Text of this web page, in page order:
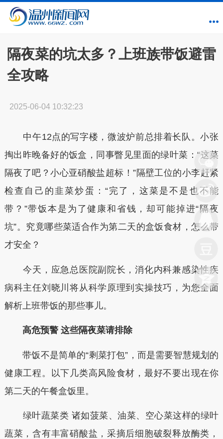
隔夜菜的坑太多？上班族带饭避雷
全攻略
2025-06-04 10:32:23
中午12点的写字楼，微波炉前总排着长队。小张
掏出昨晚备好的饭盒，同事瞥见里面的绿叶菜：“这菜
隔夜了吧？小心亚硝酸盐超标！”隔壁工位的小李赶紧
检查自己的韭菜炒蛋：“完了，这菜是不是也不能
带？”带饭本是为了健康和省钱，却可能掉进“隔夜
坑”。究竟哪些菜适合作为第二天的盒饭食材，怎么带
才安全？
今天，应急总医院副院长，消化内科兼感染性疾
病科主任刘晓川将从科学原理到实操技巧，为您全面
解析上班带饭的那些事儿。
高危预警 这些隔夜菜请排除
带饭不是简单的“剩菜打包”，而是需要智慧规划的
健康工程。以下几类高风险食材，最好不要出现在你
第二天的午餐盒饭里。
绿叶蔬菜类 诸如菠菜、油菜、空心菜这样的绿叶
蔬菜，含有丰富硝酸盐，采摘后细胞破裂释放酶类，